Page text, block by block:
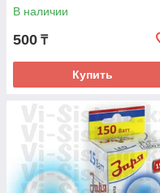
В наличии
500 ₸
Купить